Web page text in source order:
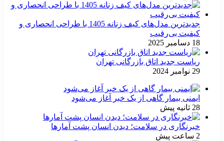
جدیدترین مدل‌های کیف زنانه 1405 با طراحی انحصاری و
کیفیت بی‌رقیب
18 دسامبر 2025
ریاست جدید اتاق بازرگانی تهران
29 نوامبر 2024
ایمنی بیمار گاهی از یک خبر آغاز می‌شود
28 ثانیه پیش
خبرنگاری در سلامت؛ دیدن انسان پشت آمارها
2 ساعت پیش